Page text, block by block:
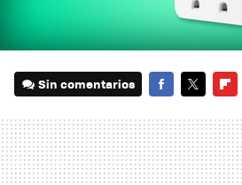
Sin comentarios